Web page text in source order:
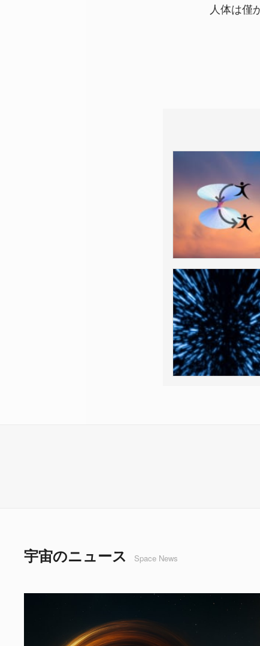
人体は僅
宇宙のニュース Space News